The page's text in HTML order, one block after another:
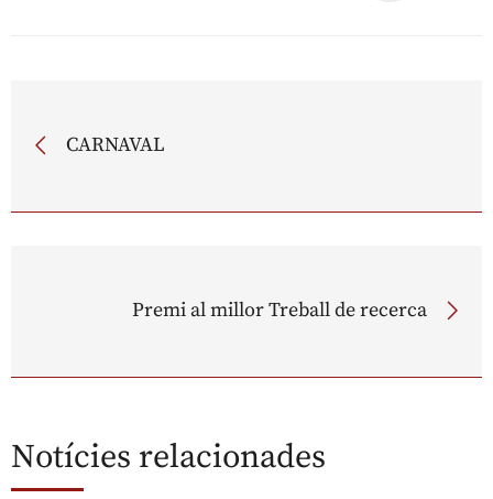
CARNAVAL
Premi al millor Treball de recerca
Notícies relacionades